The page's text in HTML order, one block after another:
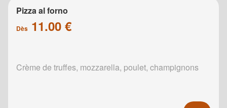
Pizza al forno
Dès 11.00 €
Crème de truffes, mozzarella, poulet, champignons